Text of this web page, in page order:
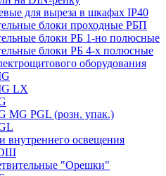
для выреза в шкафах IP40
блоки проходные РБП
блоки РБ 1-но полюсные
блоки РБ 4-х полюсные
оборудования
LX
MG PGL (розн. упак.)
внутреннего освещения
"Орешки"